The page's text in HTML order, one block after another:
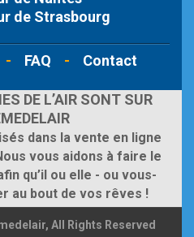
de Strasbourg
- FAQ - Contact
DE L’AIR SONT SUR
dans la vente en ligne
vous aidons à faire le
qu’il ou elle - ou vous-
au bout de vos rêves !
All Rights Reserved